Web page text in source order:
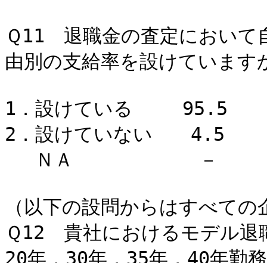
Ｑ11 退職金の査定において
由別の支給率を設けています
1．設けている 95.5
2．設けていない 4.5
ＮＡ －
（以下の設問からはすべて
Ｑ12 貴社におけるモデル退
20年，30年，35年，40年勤